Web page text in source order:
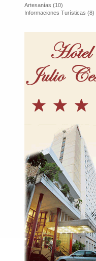
Artesanías (10)
Informaciones Turísticas (8)